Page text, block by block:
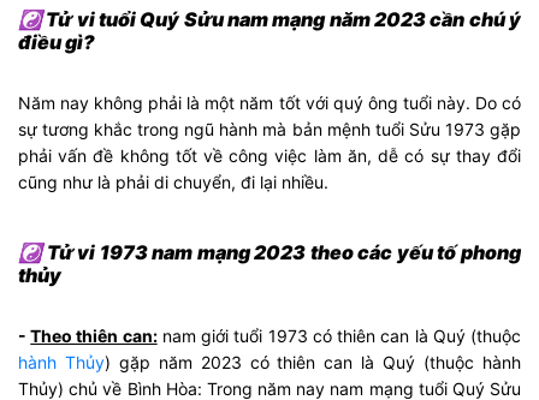
☯ Tử vi tuổi Quý Sửu nam mạng năm 2023 cần chú ý
điều gì?
Năm nay không phải là một năm tốt với quý ông tuổi này. Do có
sự tương khắc trong ngũ hành mà bản mệnh tuổi Sửu 1973 gặp
phải vấn đề không tốt về công việc làm ăn, dễ có sự thay đổi
cũng như là phải di chuyển, đi lại nhiều.
☯ Tử vi 1973 nam mạng 2023 theo các yếu tố phong
thủy
-Theo thiên can:nam giới tuổi 1973 có thiên can là Quý (thuộc
hành Thủy) gặp năm 2023 có thiên can là Quý (thuộc hành
Thủy) chủ về Bình Hòa: Trong năm nay nam mạng tuổi Quý Sửu